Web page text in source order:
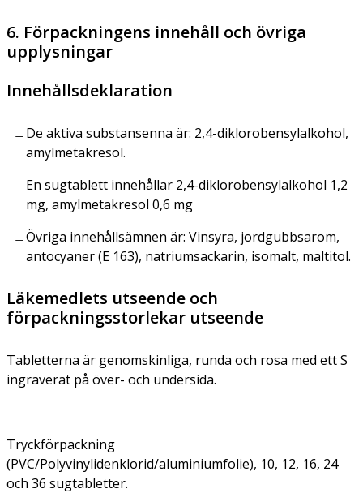
6. Förpackningens innehåll och övriga
upplysningar
Innehållsdeklaration
De aktiva substansenna är: 2,4-diklorobensylalkohol,
amylmetakresol.
En sugtablett innehållar 2,4-diklorobensylalkohol 1,2
mg, amylmetakresol 0,6 mg
Övriga innehållsämnen är: Vinsyra, jordgubbsarom,
antocyaner (E 163), natriumsackarin, isomalt, maltitol.
Läkemedlets utseende och
förpackningsstorlekar utseende
Tabletterna är genomskinliga, runda och rosa med ett S
ingraverat på över- och undersida.
Tryckförpackning
(PVC/Polyvinylidenklorid/aluminiumfolie), 10, 12, 16, 24
och 36 sugtabletter.